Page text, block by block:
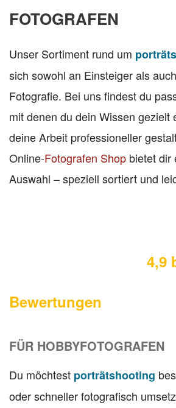
FOTOGRAFEN
Unser Sortiment rund um
sich sowohl an Einsteiger als
Fotografie. Bei uns findest du
mit denen du dein Wissen gezielt
deine Arbeit professioneller
Online-Fotografen Shop bietet dir
Auswahl – speziell sortiert und
4,9
Bewertungen
FÜR HOBBYFOTOGRAFEN
Du möchtest porträtshooting
oder schneller fotografisch